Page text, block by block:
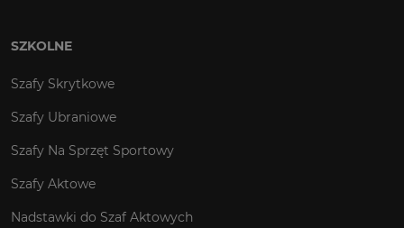
SZKOLNE
Szafy Skrytkowe
Szafy Ubraniowe
Szafy Na Sprzęt Sportowy
Szafy Aktowe
Nadstawki do Szaf Aktowych